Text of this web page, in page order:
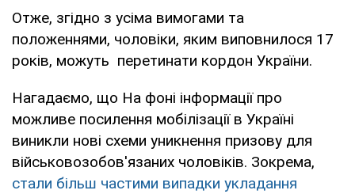
Отже, згідно з усіма вимогами та
положеннями, чоловіки, яким виповнилося 17
років, можуть перетинати кордон України.
Нагадаємо, що На фоні інформації про
можливе посилення мобілізації в Україні
виникли нові схеми уникнення призову для
військовозобов'язаних чоловіків. Зокрема,
стали більш частими випадки укладання